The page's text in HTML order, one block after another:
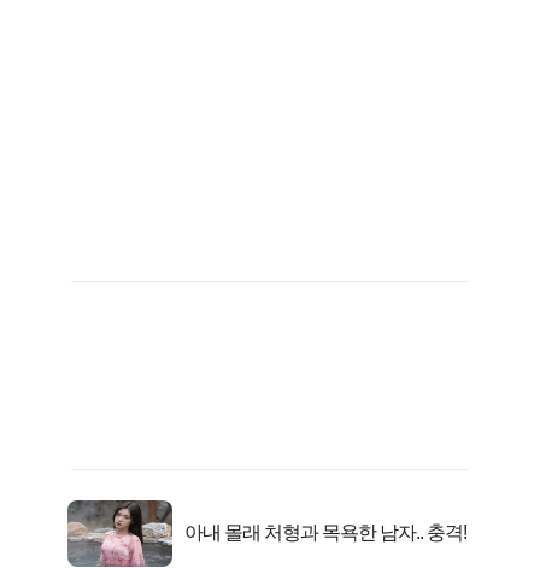
아내 몰래 처형과 목욕한 남자.. 충격!